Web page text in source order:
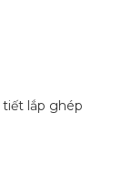
lắp ghép